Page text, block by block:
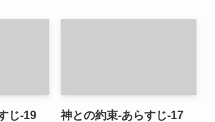
じ-19
神との約束-あらすじ-17